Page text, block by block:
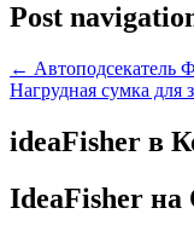
Post
← Автоподсекатель
Нагрудная сумка для
ideaFisher в
IdeaFisher на